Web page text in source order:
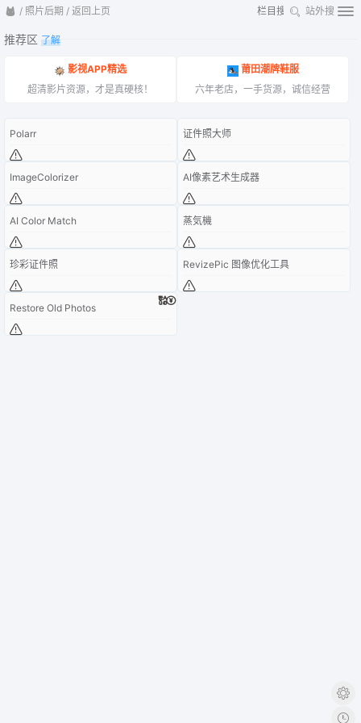
/ 照片后期 / 返回上页 站外搜
推荐区 了解
影视APP精选
超清影片资源，才是真硬核！
莆田潮牌鞋服
六年老店，一手货源，诚信经营
Polarr 证件照大师
ImageColorizer AI像素艺术生成器
AI Color Match 蒸気機
珍彩证件照 RevizePic 图像优化工具
Restore Old Photos